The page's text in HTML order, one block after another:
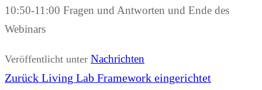
10:50-11:00 Fragen und Antworten und Ende des
Webinars
Veröffentlicht unter Nachrichten
Beitrags-
Zurück Vorheriger
Living Lab Framework eingerichtet